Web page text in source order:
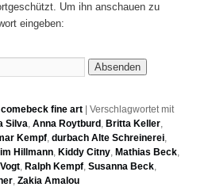
Um ihn anschauen zu
eingeben:
,comebeck fine art |Verschlagwortet mit
Silva ,Anna Roytburd ,Britta Keller
Kempf ,durbach Alte Schreinerei
Hillmann ,Kiddy Citny ,Mathias Beck
,Ralph Kempf ,Susanna Beck
,Zakia Amalou